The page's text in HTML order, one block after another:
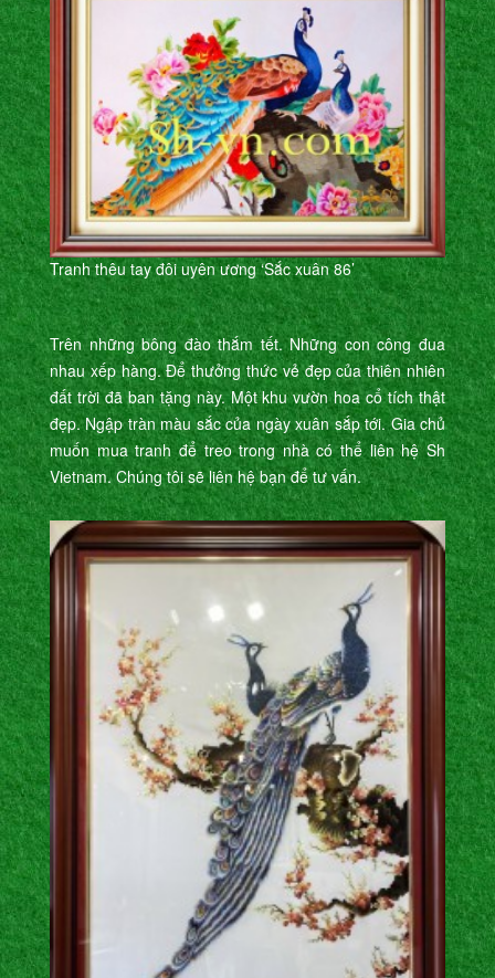
Tranh thêu tay đôi uyên ương ‘Sắc xuân 86’
Trên những bông đào thắm tết. Những con công đua
nhau xếp hàng. Để thưởng thức vẻ đẹp của thiên nhiên
đất trời đã ban tặng này. Một khu vườn hoa cổ tích thật
đẹp. Ngập tràn màu sắc của ngày xuân sắp tới. Gia chủ
muốn mua tranh để treo trong nhà có thể liên hệ Sh
Vietnam. Chúng tôi sẽ liên hệ bạn để tư vấn.